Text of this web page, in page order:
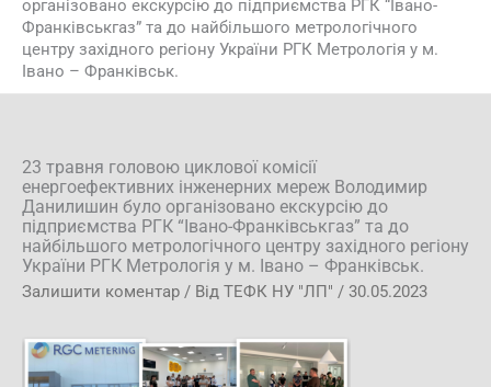
організовано екскурсію до підприємства РГК “Івано-
Франківськгаз” та до найбільшого метрологічного
центру західного регіону України РГК Метрологія у м.
Івано – Франківськ.
23 травня головою циклової комісії
енергоефективних інженерних мереж Володимир
Данилишин було організовано екскурсію до
підприємства РГК “Івано-Франківськгаз” та до
найбільшого метрологічного центру західного регіону
України РГК Метрологія у м. Івано – Франківськ.
Залишити коментар / Від ТЕФК НУ "ЛП" / 30.05.2023